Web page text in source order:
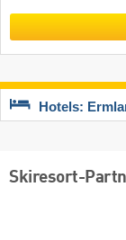
Hotels:
Skiresort-